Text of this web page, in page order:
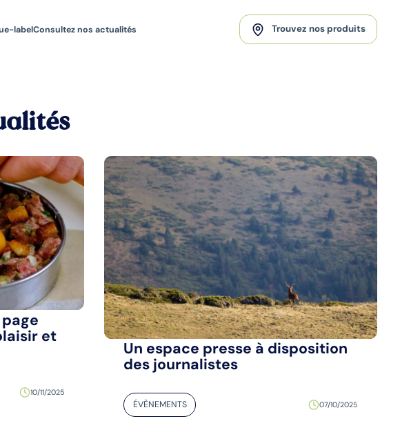
labelConsultez nos actualités Trouvez nos produits
et
10/11/2025
Un espace presse à disposition
des journalistes
ÉVÈNEMENTS 07/10/2025